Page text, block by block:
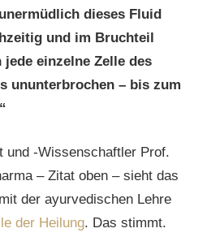
dieses Fluid
und im Bruchteil
jede einzelne Zelle des
ununterbrochen – bis zum
und -Wissenschaftler Prof.
– Zitat oben – sieht das
der ayurvedischen Lehre
der Heilung. Das stimmt.